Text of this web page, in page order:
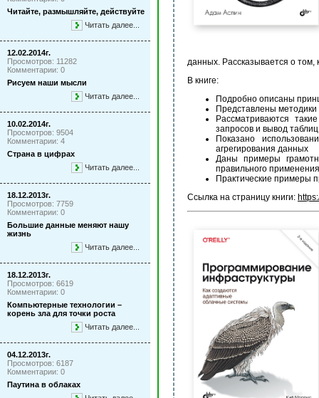
Читайте, размышляйте, действуйте
Читать далее...
12.02.2014г.
Просмотров: 11282
Комментарии: 0
Рисуем наши мысли
Читать далее...
10.02.2014г.
Просмотров: 9504
Комментарии: 4
Страна в цифрах
Читать далее...
18.12.2013г.
Просмотров: 7759
Комментарии: 0
Большие данные меняют нашу
жизнь
Читать далее...
18.12.2013г.
Просмотров: 6619
Комментарии: 0
Компьютерные технологии –
корень зла для точки роста
Читать далее...
04.12.2013г.
Просмотров: 6187
Комментарии: 0
Паутина в облаках
данных. Рассказывается о том,
В книге:
Подробно описаны
Представлены
Рассматриваются
запросов и вывод таблиц
Показано
агрегирования данных
Даны примеры
правильного
Практические примеры
Ссылка на страницу книги: